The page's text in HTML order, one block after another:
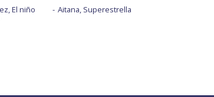
El niño Aitana, Superestrella